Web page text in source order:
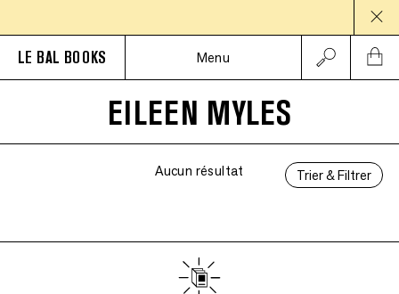
LE BAL BOOKS Menu
EILEEN MYLES
Trier & Filtrer
Aucun résultat